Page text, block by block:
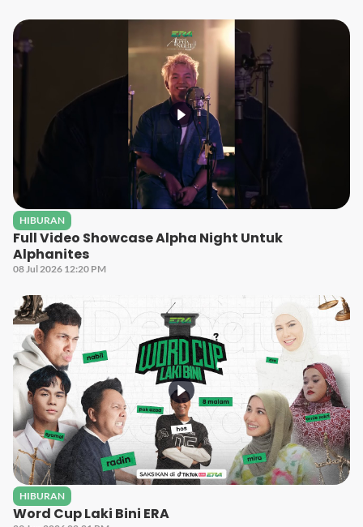
HIBURAN
Full Video Showcase Alpha Night Untuk
Alphanites
08 Jul 2026 12:20 PM
HIBURAN
Word Cup Laki Bini ERA